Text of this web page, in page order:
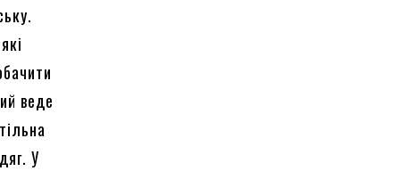
веде
У